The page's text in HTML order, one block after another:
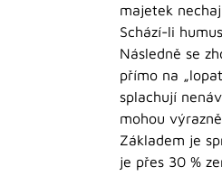
majetek
Schází-li
Následně se
přímo na
splachují
mohou
Základem je
je přes 30 %